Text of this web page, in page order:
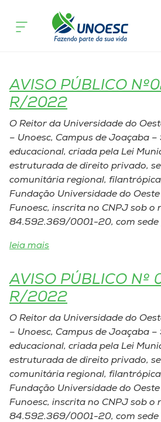
Cursos
Pesquisa
Atendimento ao Estudante
Portal de Ensino
A
Unoesc
I.nova
Diplomados
Cultura
CPA
Tags Publicações
Oficiais
AVISO PÚBLICO
R/2022
O Reitor da Universidade do
– Unoesc, Campus de Joaçaba –
educacional, criada pela Lei
estruturada de direito privado,
comunitária regional,
Fundação Universidade do
Funoesc, inscrita no CNPJ sob o
84.592.369/0001-20, com sede
leia mais
AVISO PÚBLICO Nº
R/2022
O Reitor da Universidade do
– Unoesc, Campus de Joaçaba –
educacional, criada pela Lei
estruturada de direito privado,
comunitária regional,
Fundação Universidade do
Funoesc, inscrita no CNPJ sob o
84.592.369/0001-20, com sede